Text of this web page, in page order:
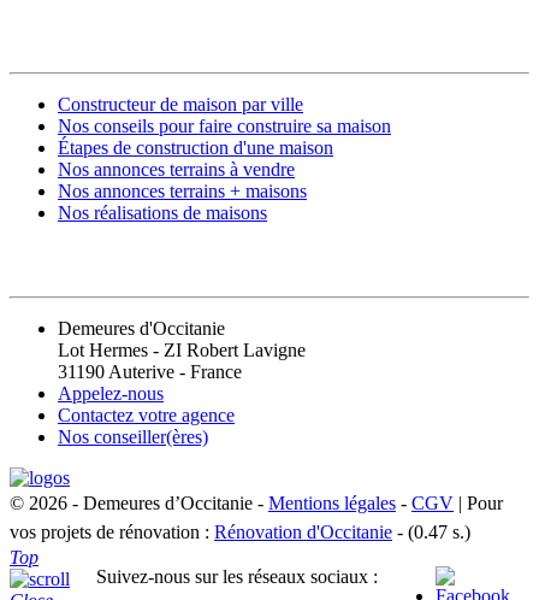
Constructeur de maison par ville
Nos conseils pour faire construire sa maison
Étapes de construction d'une maison
Nos annonces terrains à vendre
Nos annonces terrains + maisons
Nos réalisations de maisons
Demeures d'Occitanie
Lot Hermes - ZI Robert Lavigne
31190 Auterive - France
Appelez-nous
Contactez votre agence
Nos conseiller(ères)
© 2026 - Demeures d’Occitanie - Mentions légales - CGV | Pour
vos projets de rénovation : Rénovation d'Occitanie - (0.47 s.)
Suivez-nous sur les réseaux sociaux :
Top